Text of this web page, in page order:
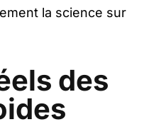
la science sur
des